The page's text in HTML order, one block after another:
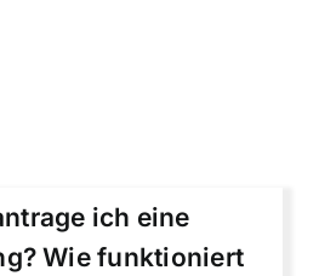
ich eine
Wie funktioniert